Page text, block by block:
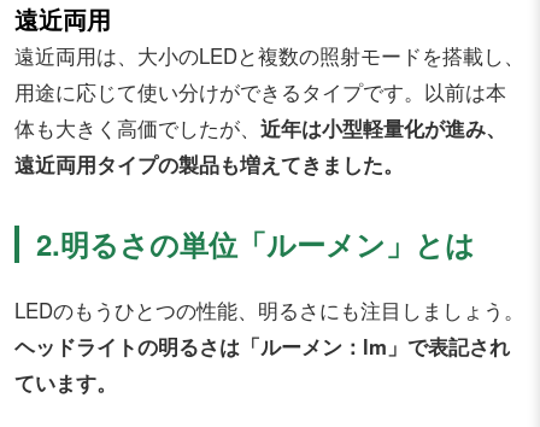
遠近両用
遠近両用は、大小のLEDと複数の照射モードを搭載し、
用途に応じて使い分けができるタイプです。以前は本
体も大きく高価でしたが、 近年は小型軽量化が進み、
遠近両用タイプの製品も増えてきました。
2.明るさの単位「ルーメン」とは
LEDのもうひとつの性能、明るさにも注目しましょう。
ヘッドライトの明るさは「ルーメン：lm」で表記され
ています。